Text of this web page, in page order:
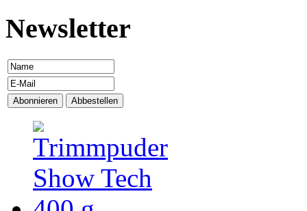
Newsletter